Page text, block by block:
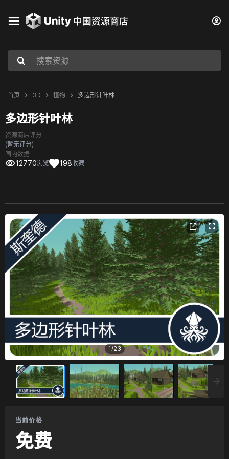
首页 3D 植物 多边形针叶林
多边形针叶林
资源商店评分
(暂无评分)
国内数据
12770浏览 198收藏
1/23
当前价格
免费